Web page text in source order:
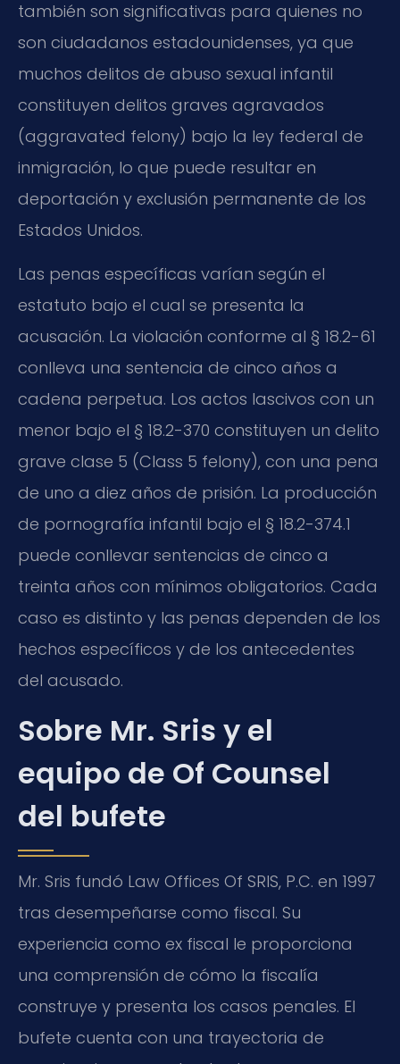
también son significativas para quienes no
son ciudadanos estadounidenses, ya que
muchos delitos de abuso sexual infantil
constituyen delitos graves agravados
(aggravated felony) bajo la ley federal de
inmigración, lo que puede resultar en
deportación y exclusión permanente de los
Estados Unidos.
Las penas específicas varían según el
estatuto bajo el cual se presenta la
acusación. La violación conforme al § 18.2-61
conlleva una sentencia de cinco años a
cadena perpetua. Los actos lascivos con un
menor bajo el § 18.2-370 constituyen un delito
grave clase 5 (Class 5 felony), con una pena
de uno a diez años de prisión. La producción
de pornografía infantil bajo el § 18.2-374.1
puede conllevar sentencias de cinco a
treinta años con mínimos obligatorios. Cada
caso es distinto y las penas dependen de los
hechos específicos y de los antecedentes
del acusado.
Sobre Mr. Sris y el
equipo de Of Counsel
del bufete
Mr. Sris fundó Law Offices Of SRIS, P.C. en 1997
tras desempeñarse como fiscal. Su
experiencia como ex fiscal le proporciona
una comprensión de cómo la fiscalía
construye y presenta los casos penales. El
bufete cuenta con una trayectoria de